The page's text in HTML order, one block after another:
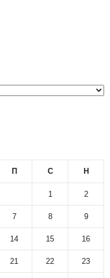
П С Н
1 2
7 8 9
14 15 16
21 22 23